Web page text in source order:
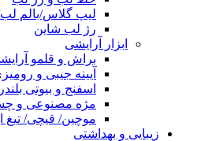
لیپ گلاس/بالم
رژ لب شاین
ابزار آرایشی
براش و قلمو
آیینه جیبی و
اسفنج و بیوتی بلندر
مژه مصنوعی و
موچین/ قیچی/ تیغ
زیبایی و بهداشتی